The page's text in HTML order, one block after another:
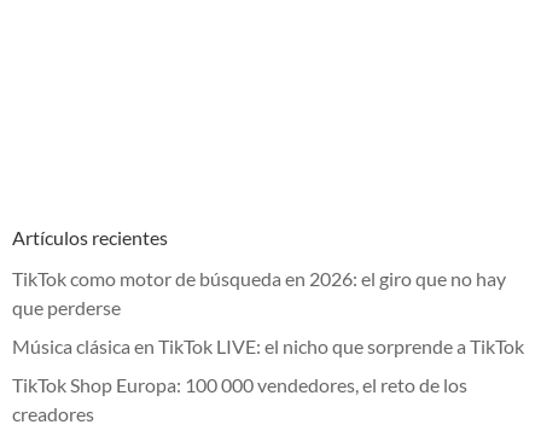
Artículos recientes
TikTok como motor de búsqueda en 2026: el giro que no hay
que perderse
Música clásica en TikTok LIVE: el nicho que sorprende a TikTok
TikTok Shop Europa: 100 000 vendedores, el reto de los
creadores